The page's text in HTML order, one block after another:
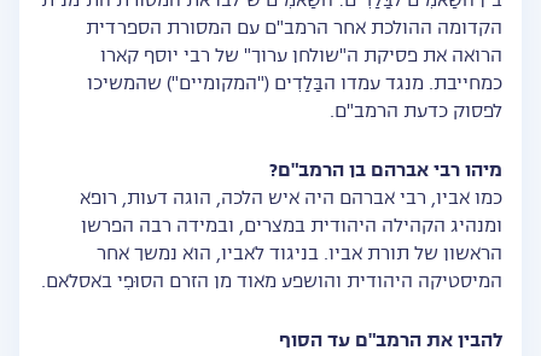
הקדומה ההולכת אחר הרמב"ם עם המסורת הספרדית
הרואה את פסיקת ה"שולחן ערוך" של רבי יוסף קארו
כמחייבת. מנגד עמדו הבַּלַדִים ("המקומיים") שהמשיכו
לפסוק כדעת הרמב"ם.
מיהו רבי אברהם בן הרמב"ם?
כמו אביו, רבי אברהם היה איש הלכה, הוגה דעות, רופא
ומנהיג הקהילה היהודית במצרים, ובמידה רבה הפרשן
הראשון של תורת אביו. בניגוד לאביו, הוא נמשך אחר
המיסטיקה היהודית והושפע מאוד מן הזרם הסוּפִי באסלאם.
להבין את הרמב"ם עד הסוף